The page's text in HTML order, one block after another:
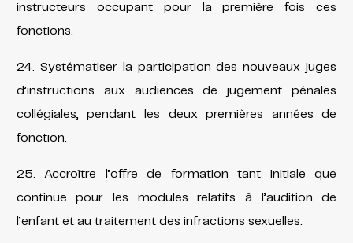
instructeurs occupant pour la première fois ces
fonctions.
24. Systématiser la participation des nouveaux juges
d’instructions aux audiences de jugement pénales
collégiales, pendant les deux premières années de
fonction.
25. Accroître l’offre de formation tant initiale que
continue pour les modules relatifs à l’audition de
l’enfant et au traitement des infractions sexuelles.